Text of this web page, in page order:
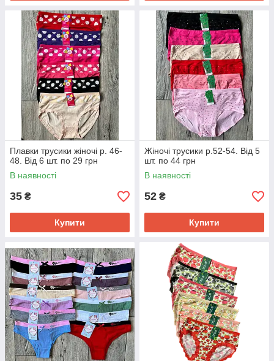
Плавки трусики жіночі р. 46-
48. Від 6 шт. по 29 грн
В наявності
35 ₴
Купити
Жіночі трусики р.52-54. Від 5
шт. по 44 грн
В наявності
52 ₴
Купити